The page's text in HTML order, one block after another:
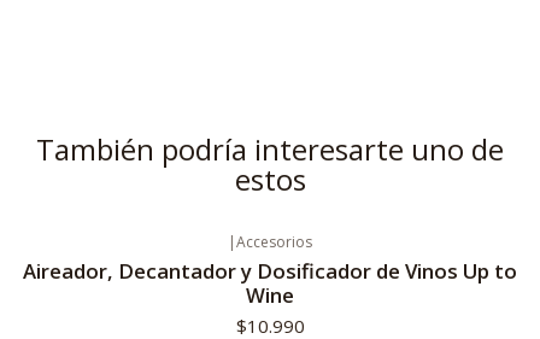
También podría interesarte uno de
estos
|Accesorios
Aireador, Decantador y Dosificador de Vinos Up to
Wine
$10.990